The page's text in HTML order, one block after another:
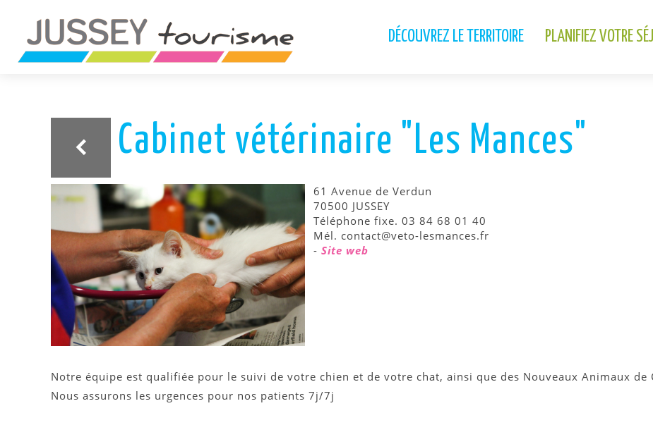
DÉCOUVREZ LE TERRITOIRE PLANIFIEZ VOTRE
ariane
Cabinet vétérinaire "Les Mances"
61 Avenue de Verdun
70500 JUSSEY
Téléphone fixe. 03 84 68 01 40
Mél. contact@veto-lesmances.fr
- Site web
Notre équipe est qualifiée pour le suivi de votre chien et de votre chat, ainsi que des Nouveaux Animaux de
Nous assurons les urgences pour nos patients 7j/7j